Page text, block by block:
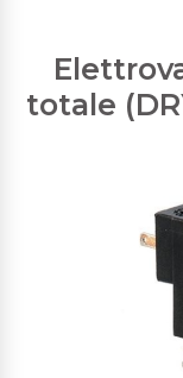
totale